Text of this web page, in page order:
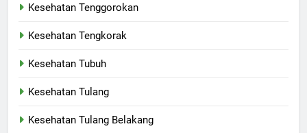
Kesehatan Tenggorokan
Kesehatan Tengkorak
Kesehatan Tubuh
Kesehatan Tulang
Kesehatan Tulang Belakang